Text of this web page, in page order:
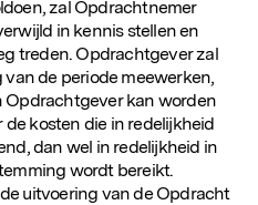
zal Opdrachtnemer
in kennis stellen en
treden. Opdrachtgever zal
de periode meewerken,
Opdrachtgever kan worden
kosten die in redelijkheid
dan wel in redelijkheid in
wordt bereikt.
uitvoering van de Opdracht